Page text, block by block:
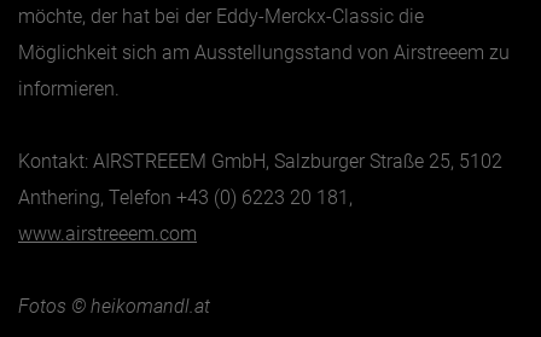
möchte, der hat bei der Eddy-Merckx-Classic die
Möglichkeit sich am Ausstellungsstand von Airstreeem zu
informieren.
Kontakt: AIRSTREEEM GmbH, Salzburger Straße 25, 5102
Anthering, Telefon +43 (0) 6223 20 181,
www.airstreeem.com
Fotos © heikomandl.at